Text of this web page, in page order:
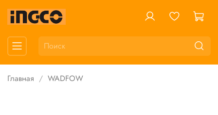
Главная WADFOW